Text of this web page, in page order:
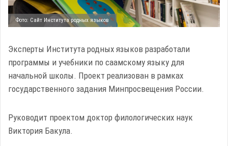
Фото: Сайт Института родных языков
Эксперты Института родных языков разработали
программы и учебники по саамскому языку для
начальной школы. Проект реализован в рамках
государственного задания Минпросвещения России.
Руководит проектом доктор филологических наук
Виктория Бакула.